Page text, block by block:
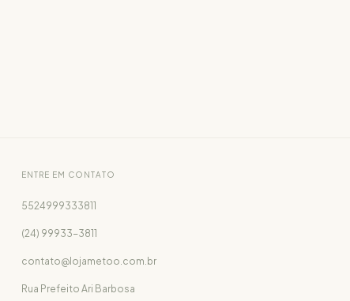
ENTRE EM CONTATO
5524999333811
(24) 99933-3811
contato@lojametoo.com.br
Rua Prefeito Ari Barbosa